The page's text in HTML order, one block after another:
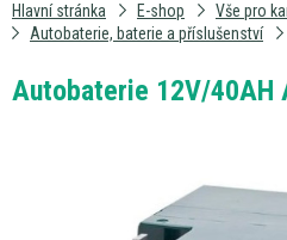
Hlavní stránka E-shop
Vše pro
Autobaterie, baterie a příslušenství
Autobaterie 12V/40AH